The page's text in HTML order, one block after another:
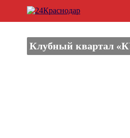
Клубный квартал